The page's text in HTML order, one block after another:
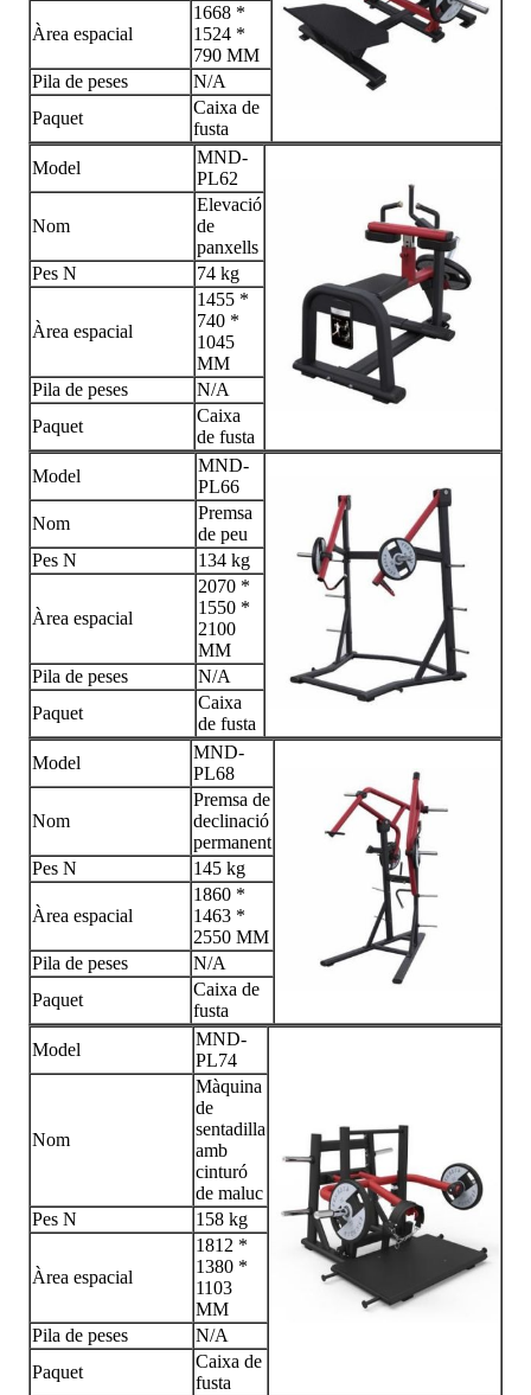
Àrea espacial
1668 *
1524 *
790 MM
Pila de peses
N/A
Paquet
Caixa de
fusta
Model
MND-
PL62
Nom
Elevació
de
panxells
Pes N
74 kg
Àrea espacial
1455 *
740 *
1045
MM
Pila de peses
N/A
Paquet
Caixa
de fusta
Model
MND-
PL66
Nom
Premsa
de peu
Pes N
134 kg
Àrea espacial
2070 *
1550 *
2100
MM
Pila de peses
N/A
Paquet
Caixa
de fusta
Model
MND-
PL68
Nom
Premsa de
declinació
permanent
Pes N
145 kg
Àrea espacial
1860 *
1463 *
2550 MM
Pila de peses
N/A
Paquet
Caixa de
fusta
Model
MND-
PL74
Nom
Màquina
de
sentadilla
amb
cinturó
de maluc
Pes N
158 kg
Àrea espacial
1812 *
1380 *
1103
MM
Pila de peses
N/A
Paquet
Caixa de
fusta